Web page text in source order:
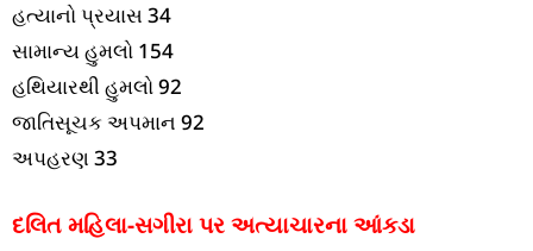
હત્યાનો પ્રયાસ 34
સામાન્ય હુમલો 154
હથિયારથી હુમલો 92
જાતિસૂચક અપમાન 92
અપહરણ 33
દલિત મહિલા-સગીરા પર અત્યાચારના આંકડા